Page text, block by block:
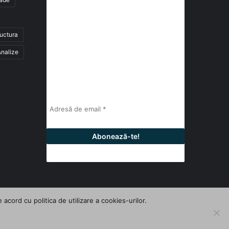
acord cu politica de utilizare a cookies-urilor.